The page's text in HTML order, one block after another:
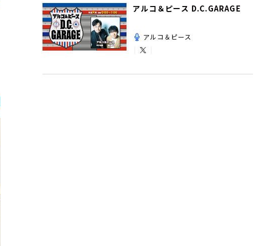
アルコ＆ピース D.C.GARAGE
アルコ＆ピース